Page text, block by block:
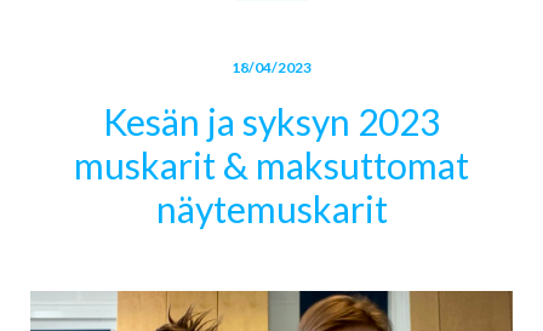
18/04/2023
Kesän ja syksyn 2023
muskarit & maksuttomat
näytemuskarit